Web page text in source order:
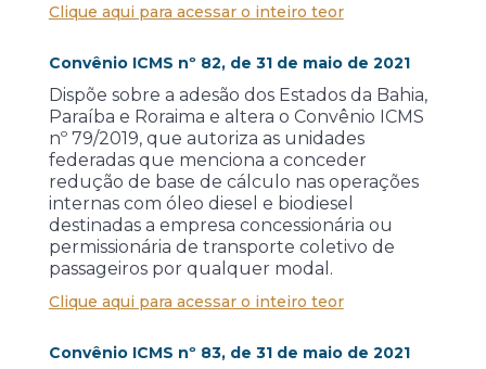
Clique aqui para acessar o inteiro teor
Convênio ICMS nº 82, de 31 de maio de 2021
Dispõe sobre a adesão dos Estados da Bahia,
Paraíba e Roraima e altera o Convênio ICMS
nº 79/2019, que autoriza as unidades
federadas que menciona a conceder
redução de base de cálculo nas operações
internas com óleo diesel e biodiesel
destinadas a empresa concessionária ou
permissionária de transporte coletivo de
passageiros por qualquer modal.
Clique aqui para acessar o inteiro teor
Convênio ICMS nº 83, de 31 de maio de 2021